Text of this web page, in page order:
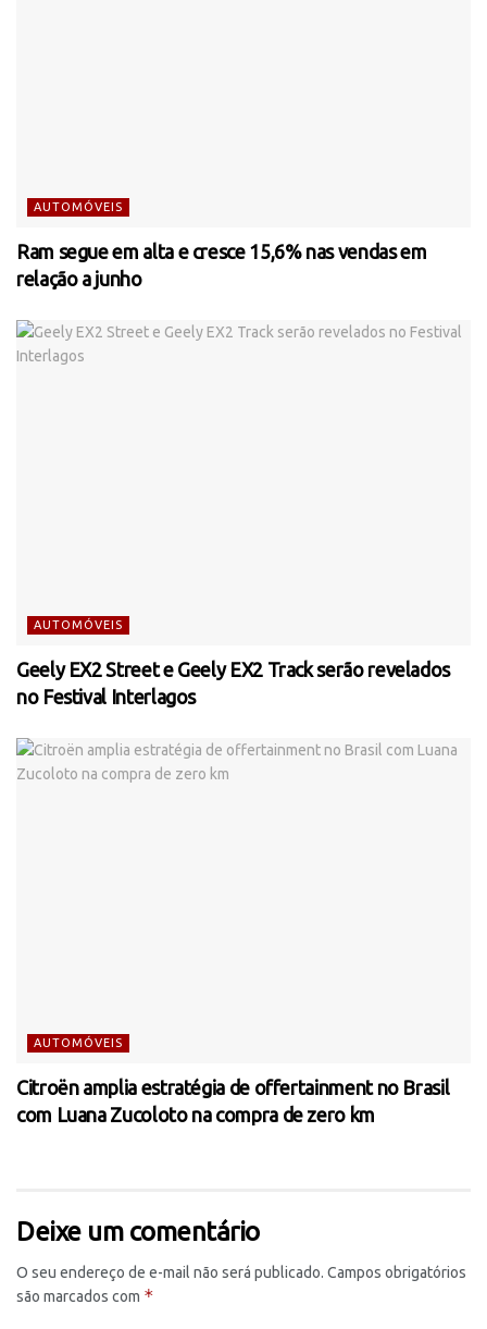
AUTOMÓVEIS
Ram segue em alta e cresce 15,6% nas vendas em
relação a junho
AUTOMÓVEIS
Geely EX2 Street e Geely EX2 Track serão revelados
no Festival Interlagos
AUTOMÓVEIS
Citroën amplia estratégia de offertainment no Brasil
com Luana Zucoloto na compra de zero km
Deixe um comentário
O seu endereço de e-mail não será publicado. Campos obrigatórios
são marcados com *